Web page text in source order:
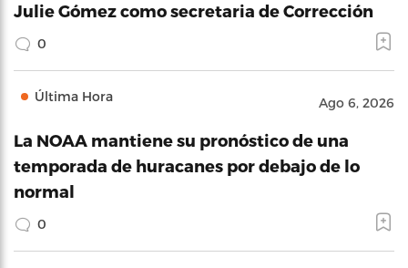
Julie Gómez como secretaria de Corrección
0
Última Hora Ago 6, 2026
La NOAA mantiene su pronóstico de una
temporada de huracanes por debajo de lo
normal
0